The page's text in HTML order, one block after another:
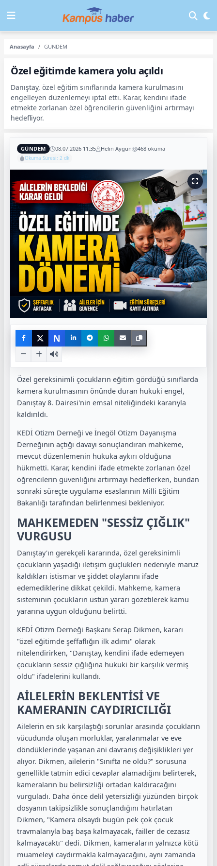
Anasayfa GÜNDEM
Özel eğitimde kamera yolu açıldı
Danıştay, özel eğitim sınıflarında kamera kurulmasını
engelleyen düzenlemeyi iptal etti. Karar, kendini ifade
etmekte zorlanan özel öğrencilerin güvenliğini artırmayı
hedefliyor.
GÜNDEM 08.07.2026 11:35 Helin Aygün 468 okuma
Okuma Süresi: 2 dk
N
Özel gereksinimli çocukların eğitim gördüğü sınıflarda
kamera kurulmasının önünde duran hukuki engel,
Danıştay 8. Dairesi'nin emsal niteliğindeki kararıyla
kaldırıldı.
KEDİ Otizm Derneği ve İnegöl Otizm Dayanışma
Derneğinin açtığı davayı sonuçlandıran mahkeme,
mevcut düzenlemenin hukuka aykırı olduğuna
hükmetti. Karar, kendini ifade etmekte zorlanan özel
öğrencilerin güvenliğini artırmayı hedeflerken, bundan
sonraki süreçte uygulama esaslarının Milli Eğitim
Bakanlığı tarafından belirlenmesi bekleniyor.
MAHKEMEDEN "SESSİZ ÇIĞLIK"
VURGUSU
Danıştay'ın gerekçeli kararında, özel gereksinimli
çocukların yaşadığı iletişim güçlükleri nedeniyle maruz
kaldıkları istismar ve şiddet olaylarını ifade
edemediklerine dikkat çekildi. Mahkeme, kamera
sisteminin çocukların üstün yararı gözetilerek kamu
yararına uygun olduğunu belirtti.
KEDİ Otizm Derneği Başkanı Serap Dikmen, kararı
"özel eğitimde şeffaflığın ilk adımı" olarak
nitelendirirken, "Danıştay, kendini ifade edemeyen
çocukların sessiz çığlığına hukuki bir karşılık vermiş
oldu" ifadelerini kullandı.
AİLELERİN BEKLENTİSİ VE
KAMERANIN CAYDIRICILIĞI
Ailelerin en sık karşılaştığı sorunlar arasında çocukların
vücudunda oluşan morluklar, yaralanmalar ve eve
döndüklerinde yaşanan ani davranış değişiklikleri yer
alıyor. Dikmen, ailelerin "Sınıfta ne oldu?" sorusuna
genellikle tatmin edici cevaplar alamadığını belirterek,
kameraların bu belirsizliği ortadan kaldıracağını
vurguladı. Daha önce delil yetersizliği yüzünden birçok
dosyanın takipsizlikle sonuçlandığını hatırlatan
Dikmen, "Kamera olsaydı bugün pek çok çocuk
travmalarıyla baş başa kalmayacak, failler de cezasız
kalmayacaktı" dedi. Dikmen, kameraların yalnızca kötü
muameleyi caydırmakla kalmayacağını, aynı zamanda